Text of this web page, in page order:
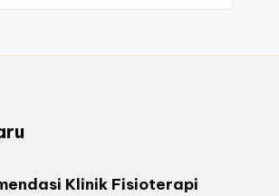
Klinik Fisioterapi